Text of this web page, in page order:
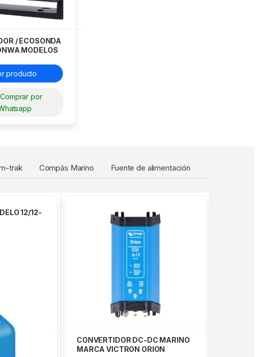
/ ECOSONDA
MODELOS
producto
Comprar por
trak Compás Marino Fuente de alimentación
12/12-
CONVERTIDOR DC-DC MARINO
MARCA VICTRON ORION